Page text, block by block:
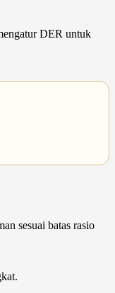
DER untuk
sesuai batas rasio